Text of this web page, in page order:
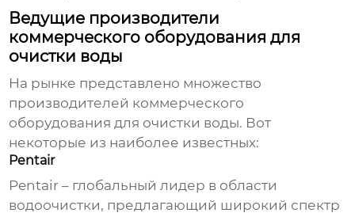
Ведущие производители
коммерческого оборудования для
очистки воды
На рынке представлено множество
производителей коммерческого
оборудования для очистки воды. Вот
некоторые из наиболее известных:
Pentair
Pentair – глобальный лидер в области
водоочистки, предлагающий широкий спектр